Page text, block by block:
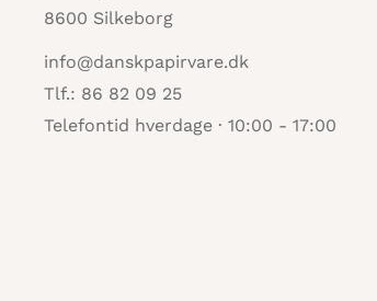
8600 Silkeborg
info@danskpapirvare.dk
Tlf.: 86 82 09 25
Telefontid hverdage · 10:00 - 17:00